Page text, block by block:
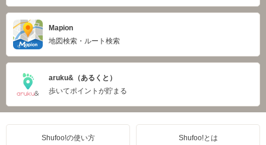
Mapion
地図検索・ルート検索
aruku&（あるくと）
歩いてポイントが貯まる
Shufoo!の使い方 Shufoo!とは